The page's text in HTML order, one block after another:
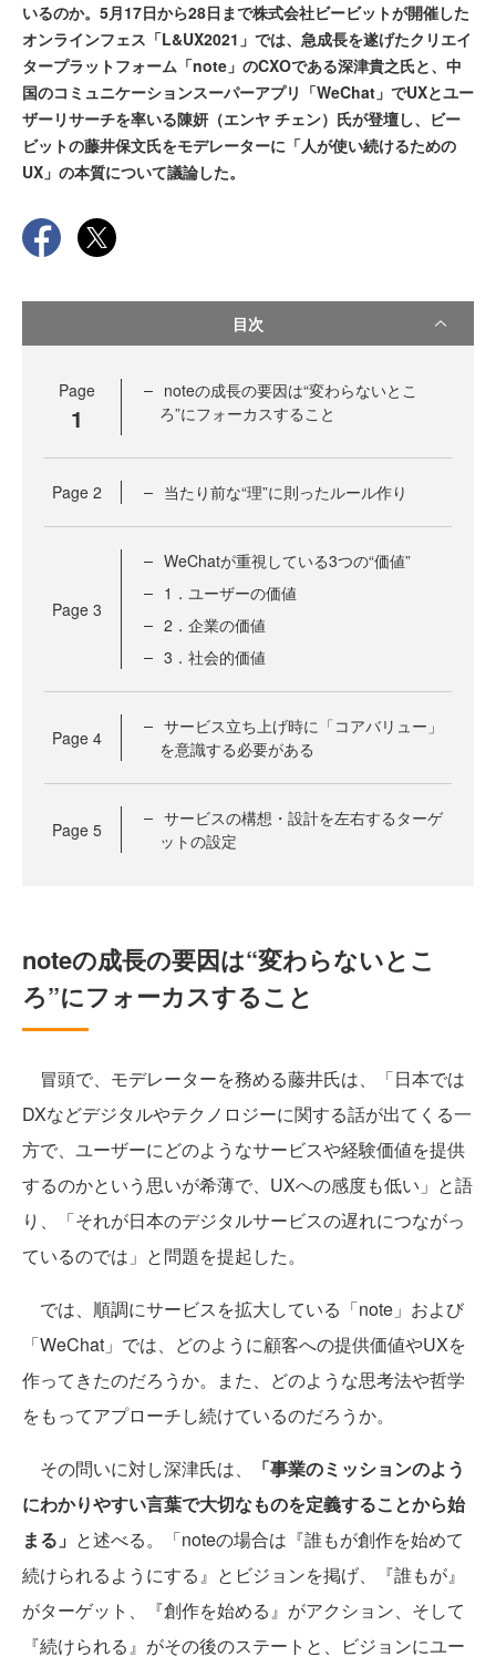
いるのか。5月17日から28日まで株式会社ビービットが開催した
オンラインフェス「L&UX2021」では、急成長を遂げたクリエイ
タープラットフォーム「note」のCXOである深津貴之氏と、中
国のコミュニケーションスーパーアプリ「WeChat」でUXとユー
ザーリサーチを率いる陳妍（エンヤ チェン）氏が登壇し、ビー
ビットの藤井保文氏をモデレーターに「人が使い続けるための
UX」の本質について議論した。
目次
Page
1
noteの成長の要因は“変わらないとこ
ろ”にフォーカスすること
Page 2 当たり前な“理”に則ったルール作り
Page 3
WeChatが重視している3つの“価値”
1．ユーザーの価値
2．企業の価値
3．社会的価値
Page 4
サービス立ち上げ時に「コアバリュー」
を意識する必要がある
Page 5
サービスの構想・設計を左右するターゲ
ットの設定
noteの成長の要因は“変わらないとこ
ろ”にフォーカスすること
冒頭で、モデレーターを務める藤井氏は、「日本では
DXなどデジタルやテクノロジーに関する話が出てくる一
方で、ユーザーにどのようなサービスや経験価値を提供
するのかという思いが希薄で、UXへの感度も低い」と語
り、「それが日本のデジタルサービスの遅れにつながっ
ているのでは」と問題を提起した。
では、順調にサービスを拡大している「note」および
「WeChat」では、どのように顧客への提供価値やUXを
作ってきたのだろうか。また、どのような思考法や哲学
をもってアプローチし続けているのだろうか。
その問いに対し深津氏は、
「事業のミッションのよう
にわかりやすい言葉で大切なものを定義することから始
まる」 と述べる。「noteの場合は『誰もが創作を始めて
続けられるようにする』とビジョンを掲げ、『誰もが』
がターゲット、『創作を始める』がアクション、そして
『続けられる』がその後のステートと、ビジョンにユー